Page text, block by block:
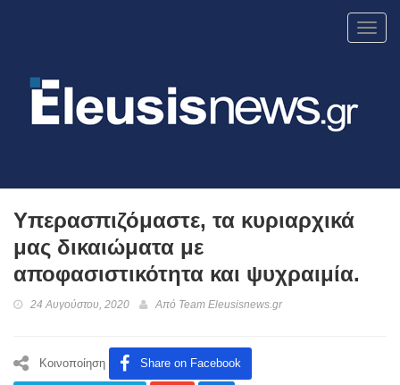
Υπερασπιζόμαστε, τα κυριαρχικά
μας δικαιώματα με
αποφασιστικότητα και ψυχραιμία.
24 Αυγούστου, 2020 Από Team Eleusisnews.gr
Κοινοποίηση Share on Facebook